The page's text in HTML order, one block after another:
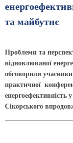
та майбутнє
Проблеми та
відновлюваної
обговорили
практичної
Сікорського